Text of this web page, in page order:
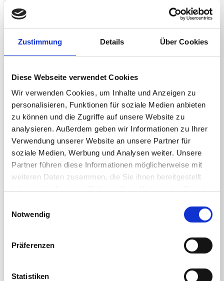
Zustimmung Details Über Cookies
Diese Webseite verwendet Cookies
Wir verwenden Cookies, um Inhalte und Anzeigen zu
personalisieren, Funktionen für soziale Medien anbieten
zu können und die Zugriffe auf unsere Website zu
analysieren. Außerdem geben wir Informationen zu Ihrer
Verwendung unserer Website an unsere Partner für
soziale Medien, Werbung und Analysen weiter. Unsere
Partner führen diese Informationen möglicherweise mit
weiteren Daten zusammen, die Sie ihnen bereitgestellt
Notwendig
Präferenzen
Statistiken
< BACK TO ALL WEBINARS
Register below to join!